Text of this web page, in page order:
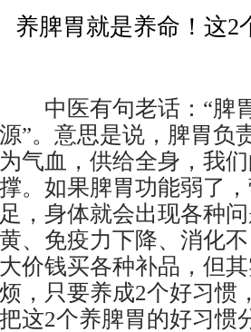
养脾胃就是养命！这2
中医有句老话：“脾
源”。意思是说，脾胃负
为气血，供给全身，我
撑。如果脾胃功能弱了
足，身体就会出现各种
黄、免疫力下降、消化
大价钱买各种补品，但
烦，只要养成2个好习惯
把这2个养脾胃的好习惯